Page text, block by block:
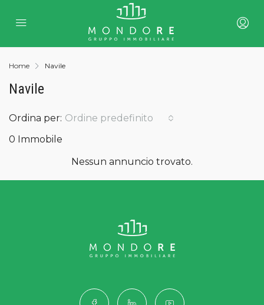
Home Navile
Navile
0 Immobile
Ordina per: Ordine predefinito
Nessun annuncio trovato.